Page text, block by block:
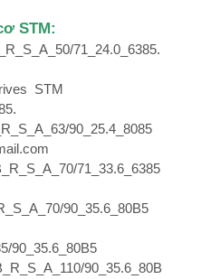
STM:
71_24.0_6385.
STM
90_25.4_8085
71_33.6_6385
90_35.6_80B5
90_35.6_80B5
90_35.6_80B